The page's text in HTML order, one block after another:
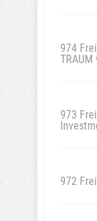
974
TRAUM
973
972